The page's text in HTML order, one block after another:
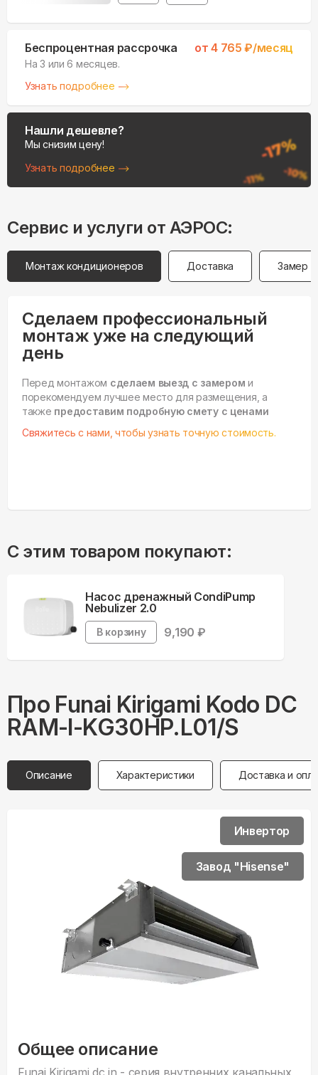
Беспроцентная рассрочка от4 765 ₽/месяц
На 3 или 6 месяцев.
Узнать подробнее
Нашли дешевле?
Мы снизим цену!
Узнать подробнее
Сервис и услуги от АЭРОС:
Монтаж кондиционеров Доставка Замер
Сделаем профессиональный
монтаж уже на следующий
день
Перед монтажом сделаем выезд с замером и
порекомендуем лучшее место для размещения, а
также предоставим подробную смету с ценами
Свяжитесь с нами, чтобы узнать точную стоимость.
С этим товаром покупают:
Насос дренажный CondiPump
Nebulizer 2.0
В корзину 9,190 ₽
Про Funai Kirigami Kodo DC
RAM-I-KG30HP.L01/S
Описание Характеристики Доставка и
Общее описание
Инвертор
Завод "Hisense"